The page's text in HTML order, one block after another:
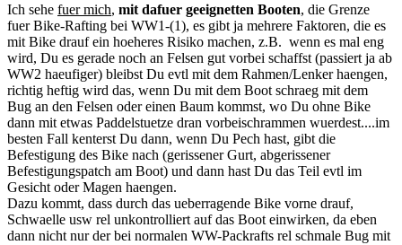
Ich sehe fuer mich, mit dafuer geeignetten Booten, die Grenze
fuer Bike-Rafting bei WW1-(1), es gibt ja mehrere Faktoren, die es
mit Bike drauf ein hoeheres Risiko machen, z.B. wenn es mal eng
wird, Du es gerade noch an Felsen gut vorbei schaffst (passiert ja ab
WW2 haeufiger) bleibst Du evtl mit dem Rahmen/Lenker haengen,
richtig heftig wird das, wenn Du mit dem Boot schraeg mit dem
Bug an den Felsen oder einen Baum kommst, wo Du ohne Bike
dann mit etwas Paddelstuetze dran vorbeischrammen wuerdest....im
besten Fall kenterst Du dann, wenn Du Pech hast, gibt die
Befestigung des Bike nach (gerissener Gurt, abgerissener
Befestigungspatch am Boot) und dann hast Du das Teil evtl im
Gesicht oder Magen haengen.
Dazu kommt, dass durch das ueberragende Bike vorne drauf,
Schwaelle usw rel unkontrolliert auf das Boot einwirken, da eben
dann nicht nur der bei normalen WW-Packrafts rel schmale Bug mit